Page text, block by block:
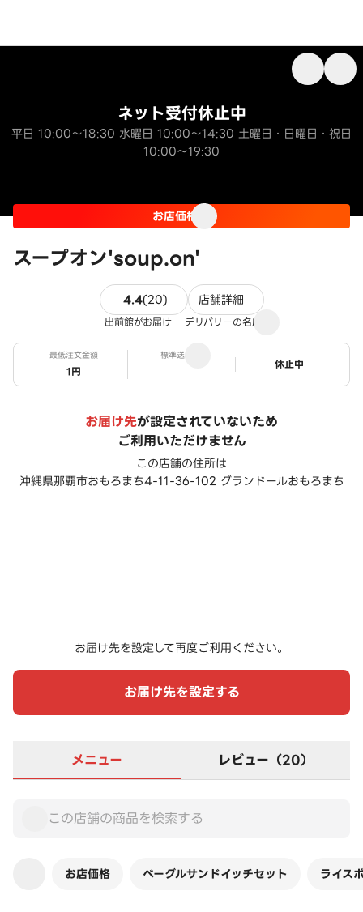
スープオン'soup.on'
ネット受付休止中
平日 10:00～18:30 水曜日 10:00～14:30 土曜日・日曜日・祝日
10:00～19:30
お店価格
4.4(20)20件のレビュー
店舗詳細
出前館がお届け デリバリーの名店
最低注文金額
1円
標準送料
ステータス
休止中
お届け先が設定されていないため
ご利用いただけません
この店舗の住所は
沖縄県那覇市おもろまち4-11-36-102 グランドールおもろまち
お届け先を設定して再度ご利用ください。
お届け先を設定する
メニュー レビュー（20）
お店価格 ベーグルサンドイッチセット ライス